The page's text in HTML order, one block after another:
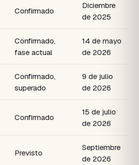
Confirmado
Diciembre
de 2025
Confirmado,
fase actual
14 de mayo
de 2026
Confirmado,
superado
9 de julio
de 2026
Confirmado
15 de julio
de 2026
Previsto
Septiembre
de 2026